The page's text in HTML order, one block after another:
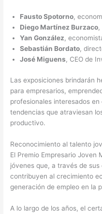
Fausto Spotorno,
Diego Martínez Burzaco,
Yan González,
Sebastián Bordato,
José Miguens, CEO de
Las exposiciones brindarán
para empresarios,
profesionales interesados
tendencias que atraviesan
productivo.
Reconocimiento al talento
El Premio Empresario Joven
jóvenes que, a través de
contribuyen al crecimiento
generación de empleo en la
A lo largo de los años, el